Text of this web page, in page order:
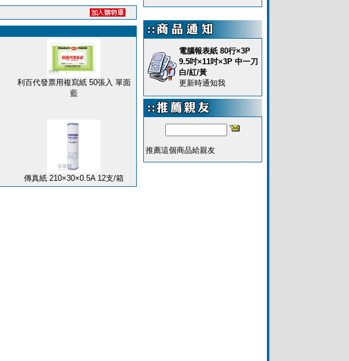
利百代發票用複寫紙 50張入 單面
藍
傳真紙 210×30×0.5A 12支/箱
電腦報表紙 80行×3P
9.5吋×11吋×3P 中一刀
白/紅/黃
更新時通知我
推薦這個商品給親友